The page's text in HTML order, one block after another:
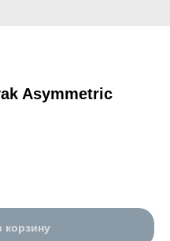
Asymmetric
корзину